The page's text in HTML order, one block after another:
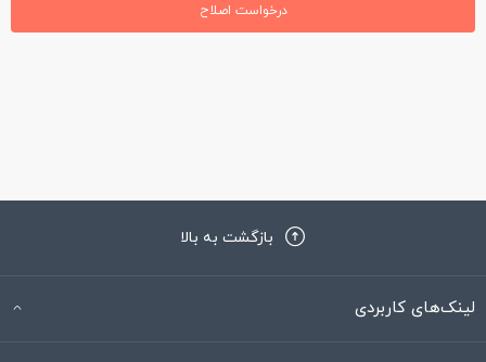
درخواست اصلاح
بازگشت به بالا
لینک‌های کاربردی